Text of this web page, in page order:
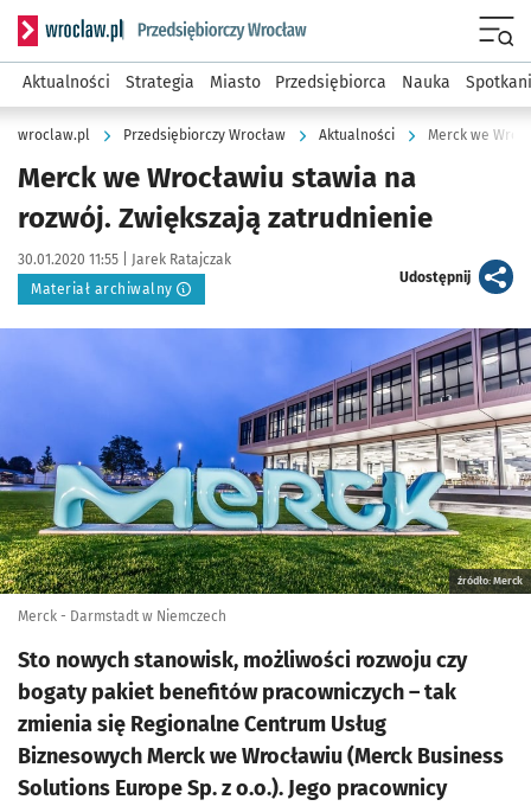
Serwis informacyjny wroclaw.pl podserwis: Strategia
Aktualności Strategia Miasto Przedsiębiorca Nauka
wroclaw.pl Przedsiębiorczy Wrocław Aktualności Merck we
Merck we Wrocławiu stawia na
rozwój. Zwiększają zatrudnienie
Data publikacji:
30.01.2020 11:55 | Autor:
Jarek Ratajczak
Materiał archiwalny
Udostępnijartykuł
źródło: Merck
Merck - Darmstadt w Niemczech
Sto nowych stanowisk, możliwości rozwoju czy
bogaty pakiet benefitów pracowniczych – tak
zmienia się Regionalne Centrum Usług
Biznesowych Merck we Wrocławiu (Merck Business
Solutions Europe Sp. z o.o.). Jego pracownicy